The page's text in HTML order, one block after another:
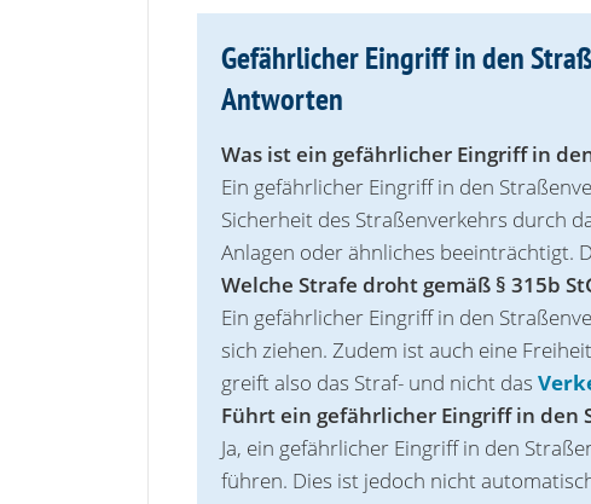
Gefährlicher Eingriff in den
Antworten
Was ist ein gefährlicher Eingriff in
Ein gefährlicher Eingriff in den
Sicherheit des Straßenverkehrs durch
Anlagen oder ähnliches beeinträchtigt.
Welche Strafe droht gemäß § 315b
Ein gefährlicher Eingriff in den
sich ziehen. Zudem ist auch eine
greift also das Straf- und nicht das
Führt ein gefährlicher Eingriff in den
Ja, ein gefährlicher Eingriff in den
führen. Dies ist jedoch nicht